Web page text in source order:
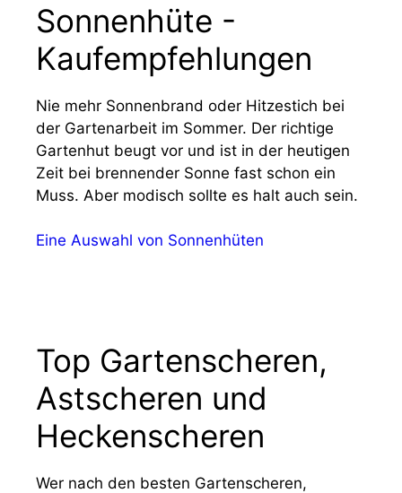
Sonnenhüte -
Kaufempfehlungen
Nie mehr Sonnenbrand oder Hitzestich bei
der Gartenarbeit im Sommer. Der richtige
Gartenhut beugt vor und ist in der heutigen
Zeit bei brennender Sonne fast schon ein
Muss. Aber modisch sollte es halt auch sein.
Eine Auswahl von Sonnenhüten
Top Gartenscheren,
Astscheren und
Heckenscheren
Wer nach den besten Gartenscheren,